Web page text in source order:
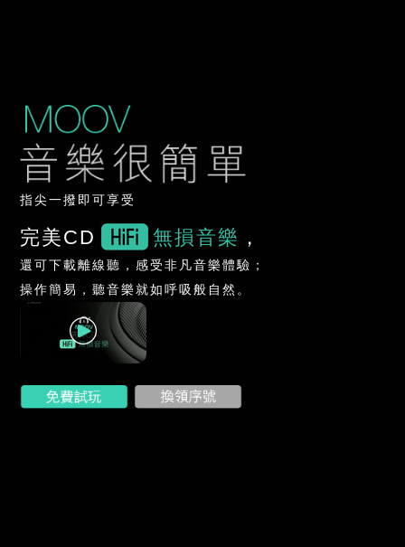
指尖一撥即可享受
完美CD 無損音樂 ，
還可下載離線聽，感受非凡音樂體驗；
操作簡易，聽音樂就如呼吸般自然。